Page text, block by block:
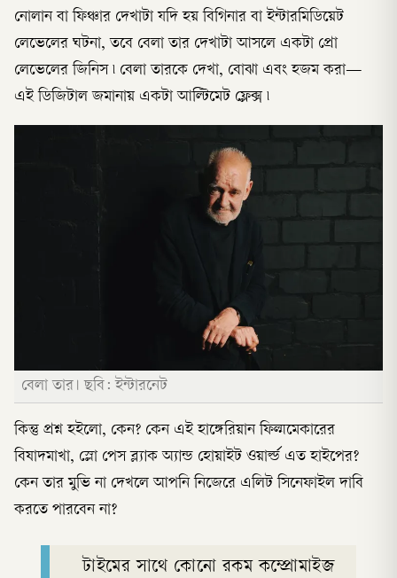
নোলান বা ফিঞ্চার দেখাটা যদি হয় বিগিনার বা ইন্টারমিডিয়েট
লেভেলের ঘটনা, তবে বেলা তার দেখাটা আসলে একটা প্রো
লেভেলের জিনিস ৷ বেলা তারকে দেখা, বোঝা এবং হজম করা—
এই ডিজিটাল জমানায় একটা আল্টিমেট ফ্লেক্স ৷
বেলা তার। ছবি: ইন্টারনেট
কিন্তু প্রশ্ন হইলো, কেন? কেন এই হাঙ্গেরিয়ান ফিল্মমেকারের
বিষাদমাখা, স্লো পেস ব্ল্যাক অ্যান্ড হোয়াইট ওয়ার্ল্ড এত হাইপের?
কেন তার মুভি না দেখলে আপনি নিজেরে এলিট সিনেফাইল দাবি
করতে পারবেন না?
টাইমের সাথে কোনো রকম কম্প্রোমাইজ